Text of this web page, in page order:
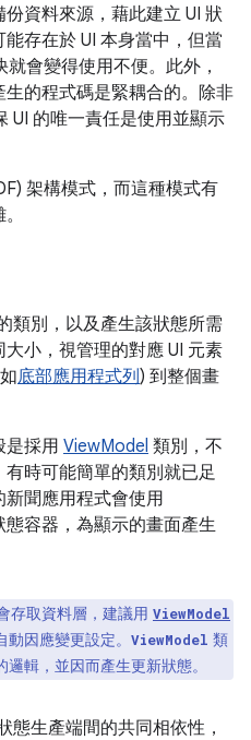
資料來源，藉此建立 UI 狀
存在於 UI 本身當中，但當
會變得使用不便。此外，
的程式碼是緊耦合的。除非
UI 的唯一責任是使用並顯示
架構模式，而這種模式有
類別，以及產生該狀態所需
小，視管理的對應 UI 元素
底部應用程式列) 到整個畫
是採用 ViewModel 類別，不
時可能簡單的類別就已足
新聞應用程式會使用
態容器，為顯示的畫面產生
存取資料層，建議用 ViewModel
因應變更設定。 ViewModel 類
輯，並因而產生更新狀態。
態生產端間的共同相依性，